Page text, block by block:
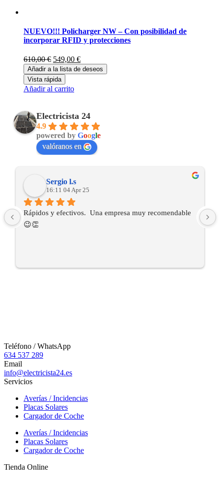
NUEVO!!! Policharger NW – Con posibilidad de
incorporar RFID y protecciones
610,00€ El
precio
original
era:
610,00 €.
549,00 €El
precio
actual
Añadir a la lista de deseos
Vista rápida
Añadir al carrito
Electricista 24
4.9
powered by Google
valóranos en
Sergio l.s
16:11 04 Apr 25
Rápidos y efectivos.  Una empresa muy recomendable
😉👏
Teléfono / WhatsApp
634 537 289
Email
info@electricista24.es
Servicios
Averías / Incidencias
Placas Solares
Cargador de Coche
Averías / Incidencias
Placas Solares
Cargador de Coche
Tienda Online